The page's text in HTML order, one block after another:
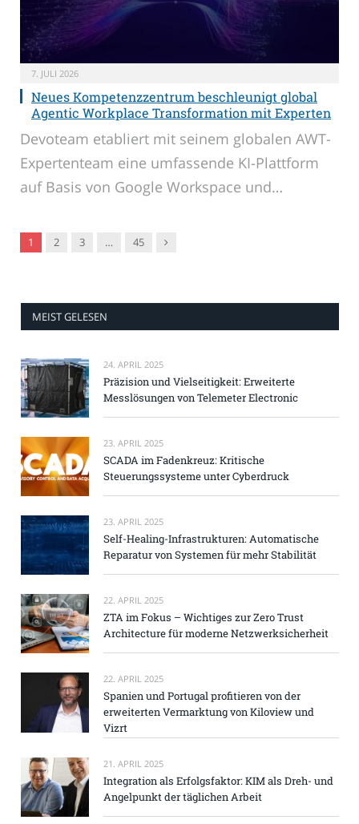
7. JULI 2026
Neues Kompetenzzentrum beschleunigt global
Agentic Workplace Transformation mit Experten
Devoteam etabliert mit seinem globalen AWT-
Expertenteam eine umfassende KI-Plattform
auf Basis von Google Workspace und…
1 2 3 … 45 Nachfolger
MEIST GELESEN
24. APRIL 2025
Präzision und Vielseitigkeit: Erweiterte
Messlösungen von Telemeter Electronic
23. APRIL 2025
SCADA im Fadenkreuz: Kritische
Steuerungssysteme unter Cyberdruck
23. APRIL 2025
Self-Healing-Infrastrukturen: Automatische
Reparatur von Systemen für mehr Stabilität
22. APRIL 2025
ZTA im Fokus – Wichtiges zur Zero Trust
Architecture für moderne Netzwerksicherheit
22. APRIL 2025
Spanien und Portugal profitieren von der
erweiterten Vermarktung von Kiloview und
Vizrt
21. APRIL 2025
Integration als Erfolgsfaktor: KIM als Dreh- und
Angelpunkt der täglichen Arbeit